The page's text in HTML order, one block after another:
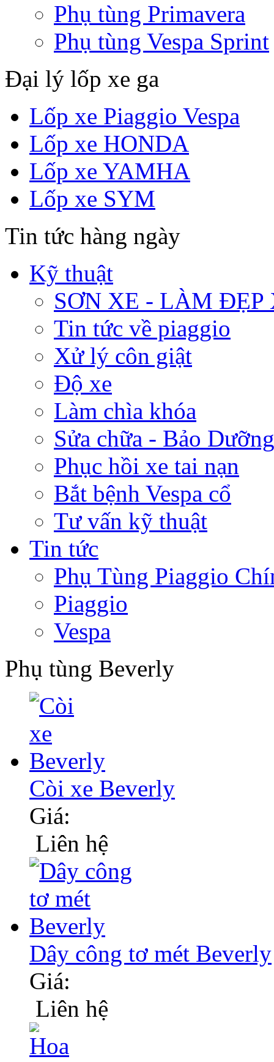
Phụ tùng Primavera
Phụ tùng Vespa Sprint
Đại lý lốp xe ga
Lốp xe Piaggio Vespa
Lốp xe HONDA
Lốp xe YAMHA
Lốp xe SYM
Tin tức hàng ngày
Kỹ thuật
SƠN XE - LÀM ĐẸP
Tin tức về piaggio
Xử lý côn giật
Độ xe
Làm chìa khóa
Sửa chữa - Bảo
Phục hồi xe tai nạn
Bắt bệnh Vespa cổ
Tư vấn kỹ thuật
Tin tức
Phụ Tùng Piaggio
Piaggio
Vespa
Phụ tùng Beverly
Còi xe Beverly
Giá:
Liên hệ
Dây công tơ mét Beverly
Giá:
Liên hệ